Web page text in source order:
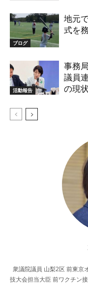
ブログ
地元
式を
活動報告
事務
議員
の現
衆議院議員 山梨2区 前東京
技大会担当大臣 前ワクチン